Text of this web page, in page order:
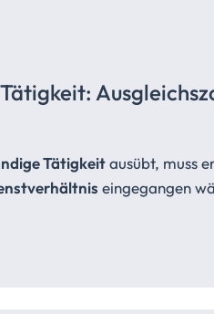
Tätigkeitausübt, muss
eingegangen